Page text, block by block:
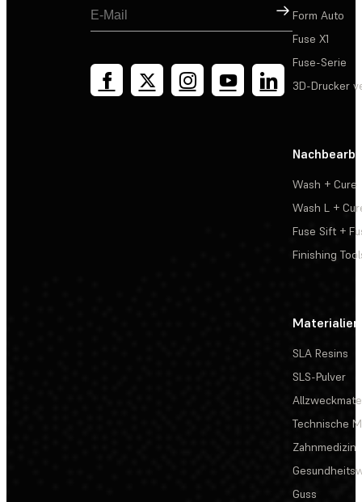
Registrieren
Form Auto
Fuse X1
Fuse-Serie
3D-Drucker
Wash + Cure
Wash L +
Fuse Sift +
Finishing
Materialien
SLA Resins
SLS-Pulver
Technische
Zahnmedizin
Guss